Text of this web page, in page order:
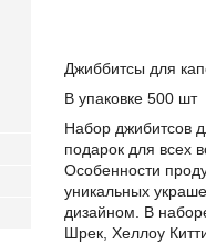
Джиббитсы для
В упаковке 500 шт
Набор джибитсов
подарок для всех
Особенности
уникальных
дизайном. В
Шрек, Хеллоу